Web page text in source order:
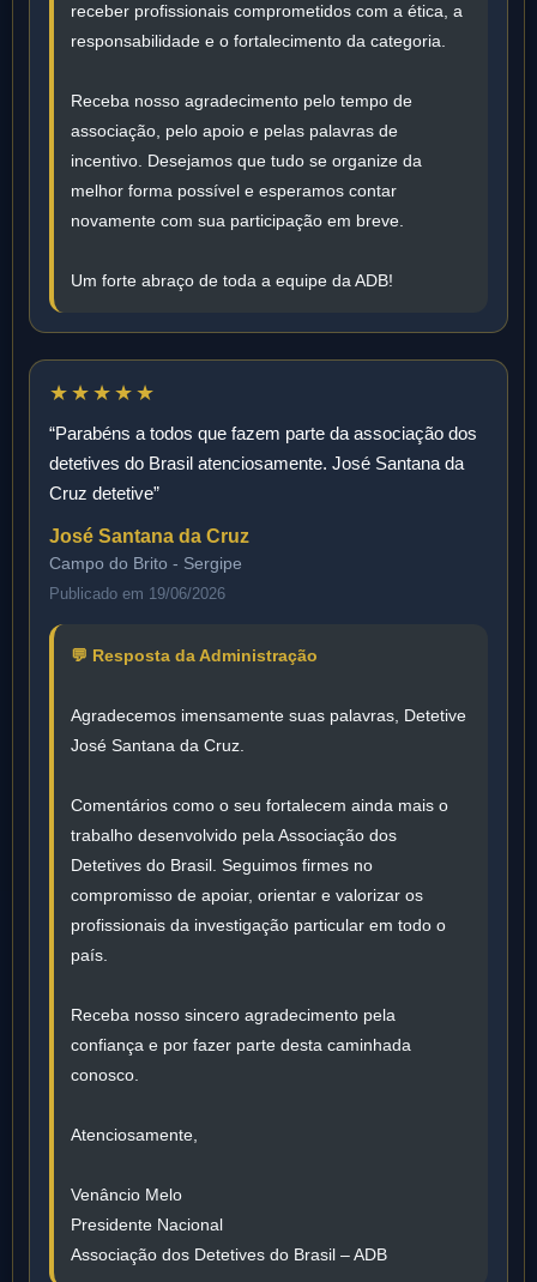
receber profissionais comprometidos com a ética, a
responsabilidade e o fortalecimento da categoria.
Receba nosso agradecimento pelo tempo de
associação, pelo apoio e pelas palavras de
incentivo. Desejamos que tudo se organize da
melhor forma possível e esperamos contar
novamente com sua participação em breve.
Um forte abraço de toda a equipe da ADB!
★★★★★
“Parabéns a todos que fazem parte da associação dos
detetives do Brasil atenciosamente. José Santana da
Cruz detetive”
José Santana da Cruz
Campo do Brito - Sergipe
Publicado em 19/06/2026
💬 Resposta da Administração
Agradecemos imensamente suas palavras, Detetive
José Santana da Cruz.
Comentários como o seu fortalecem ainda mais o
trabalho desenvolvido pela Associação dos
Detetives do Brasil. Seguimos firmes no
compromisso de apoiar, orientar e valorizar os
profissionais da investigação particular em todo o
país.
Receba nosso sincero agradecimento pela
confiança e por fazer parte desta caminhada
conosco.
Atenciosamente,
Venâncio Melo
Presidente Nacional
Associação dos Detetives do Brasil – ADB